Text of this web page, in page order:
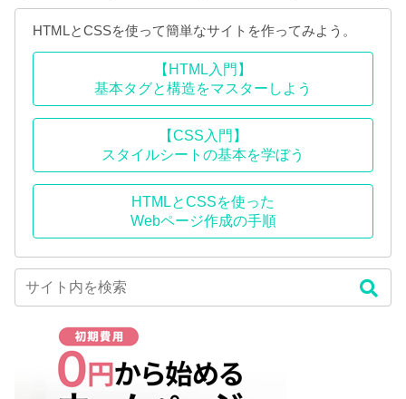
HTMLとCSSを使って簡単なサイトを作ってみよう。
【HTML入門】
基本タグと構造をマスターしよう
【CSS入門】
スタイルシートの基本を学ぼう
HTMLとCSSを使った
Webページ作成の手順